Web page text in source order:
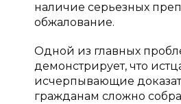
наличие серьезных
обжалование.
Одной из главных
демонстрирует, что
исчерпывающие
гражданам сложно